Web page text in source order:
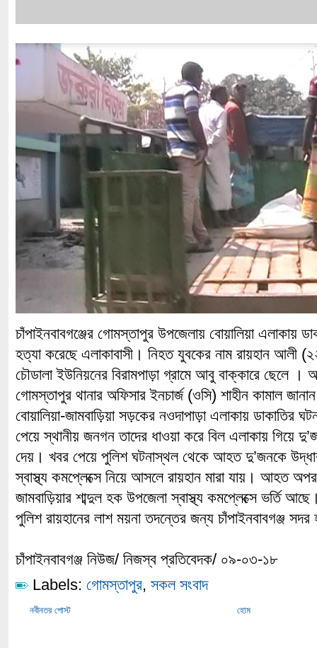
চাঁপাইনবাবগঞ্জের গোমস্তাপুর উপজেলায় বোয়ালিয়া এলাকায়
হত্যা করেছে এলাকাবাসী। নিহত যুবকের নাম রায়হান আলী
চৌডালা ইউনিয়নের বিরামপাড়া গ্রামে আবু বাক্কারে
গোমস্তাপুর থানার অফিসার ইনচার্জ (ওসি) শাহীন কামাল
বোয়ালিয়া-জামবাড়িয়া সড়কের নওদাপাড়া এলাকায় ডাকাতির
পেয়ে স্থানীয় জনগন তাদের ধাওয়া করে বিল এলাকায় গিয়ে
দেয়। খবর পেয়ে পুলিশ ঘটনাস্থল থেকে আহত দু’জনকে
স্বাস্থ্য কমপ্লেক্সে নিয়ে আসলে রায়হান মারা যায়। আহত
জামবাড়িয়ার শাব্দুল হক উপজেলা স্বাস্থ্য কমপ্লেক্সে ভর্তি
পুলিশ রায়হানের লাশ ময়না তদন্তের জন্য চাঁপাইনবাবগঞ্জ সদর
চাঁপাইনবাবগঞ্জ নিউজ/ নিজস্ব প্রতিবেদক/ ০৯-০৩-১৮
Labels: গোমস্তাপুর, সকল সংবাদ
নবীনতর পোস্ট হোম